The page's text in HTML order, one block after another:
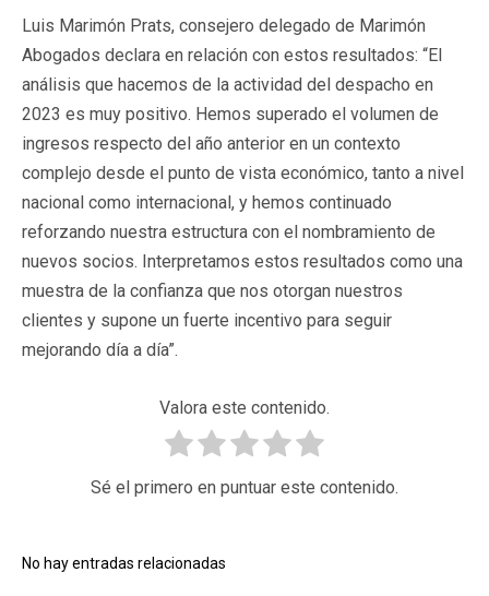
Luis Marimón Prats, consejero delegado de Marimón
Abogados declara en relación con estos resultados: “El
análisis que hacemos de la actividad del despacho en
2023 es muy positivo. Hemos superado el volumen de
ingresos respecto del año anterior en un contexto
complejo desde el punto de vista económico, tanto a nivel
nacional como internacional, y hemos continuado
reforzando nuestra estructura con el nombramiento de
nuevos socios. Interpretamos estos resultados como una
muestra de la confianza que nos otorgan nuestros
clientes y supone un fuerte incentivo para seguir
mejorando día a día”.
Valora este contenido.
Sé el primero en puntuar este contenido.
No hay entradas relacionadas